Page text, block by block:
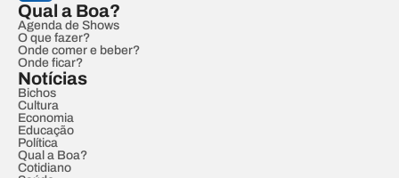
Qual a Boa?
Agenda de Shows
O que fazer?
Onde comer e beber?
Onde ficar?
Notícias
Bichos
Cultura
Economia
Educação
Política
Qual a Boa?
Cotidiano